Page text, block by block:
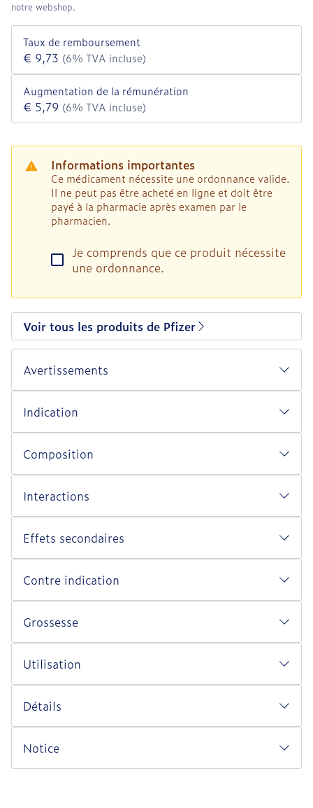
notre webshop.
Taux de remboursement
€ 9,73 (6% TVA incluse)
Augmentation de la rémunération
€ 5,79 (6% TVA incluse)
Informations importantes
Ce médicament nécessite une ordonnance valide.
Il ne peut pas être acheté en ligne et doit être
payé à la pharmacie après examen par le
pharmacien.
Je comprends que ce produit nécessite
une ordonnance.
Voir tous les produits de Pfizer
Avertissements
Indication
Composition
Interactions
Effets secondaires
Contre indication
Grossesse
Utilisation
Détails
Notice